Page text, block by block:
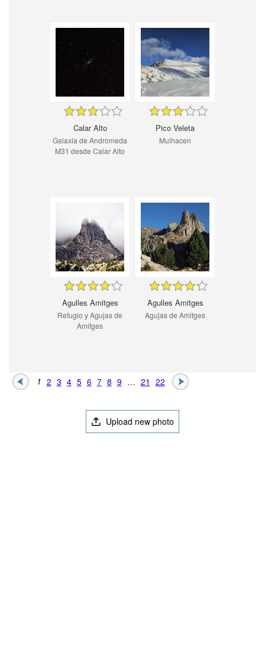
Calar Alto
Galaxia de Andromeda
M31 desde Calar Alto
Pico Veleta
Mulhacen
Agulles Amitges
Refugio y Agujas de
Amitges
Agulles Amitges
Agujas de Amitges
1 2 3 4 5 6 7 8 9 … 21 22
Upload new photo